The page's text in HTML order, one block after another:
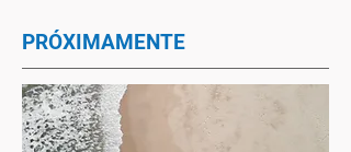
PRÓXIMAMENTE